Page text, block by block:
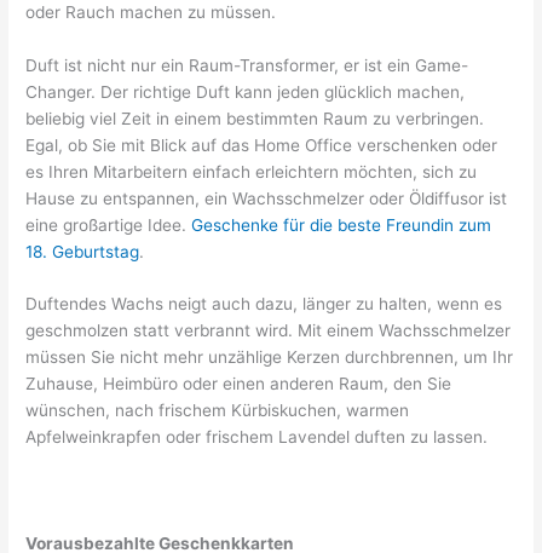
oder Rauch machen zu müssen.
Duft ist nicht nur ein Raum-Transformer, er ist ein Game-
Changer. Der richtige Duft kann jeden glücklich machen,
beliebig viel Zeit in einem bestimmten Raum zu verbringen.
Egal, ob Sie mit Blick auf das Home Office verschenken oder
es Ihren Mitarbeitern einfach erleichtern möchten, sich zu
Hause zu entspannen, ein Wachsschmelzer oder Öldiffusor ist
eine großartige Idee.Geschenke für die beste Freundin zum
18. Geburtstag.
Duftendes Wachs neigt auch dazu, länger zu halten, wenn es
geschmolzen statt verbrannt wird. Mit einem Wachsschmelzer
müssen Sie nicht mehr unzählige Kerzen durchbrennen, um Ihr
Zuhause, Heimbüro oder einen anderen Raum, den Sie
wünschen, nach frischem Kürbiskuchen, warmen
Apfelweinkrapfen oder frischem Lavendel duften zu lassen.
Vorausbezahlte Geschenkkarten